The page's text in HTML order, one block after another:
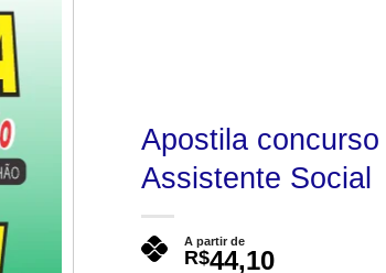
Apostila
Assistente Social
A partir de
R$44,10